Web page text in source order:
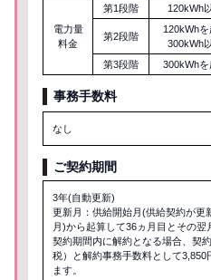
電力量
料金
第1段階 120kWh
第2段階
120kWhを
300kWh
第3段階 300kWhを
事務手数料
なし
ご契約期間
3年(自動更新)
更新月：供給開始月(供給契約が更
月)から起算して36ヵ月目とその翌
契約期間内に解約となる場合、契
税）と解約事務手数料として3,850
ます。